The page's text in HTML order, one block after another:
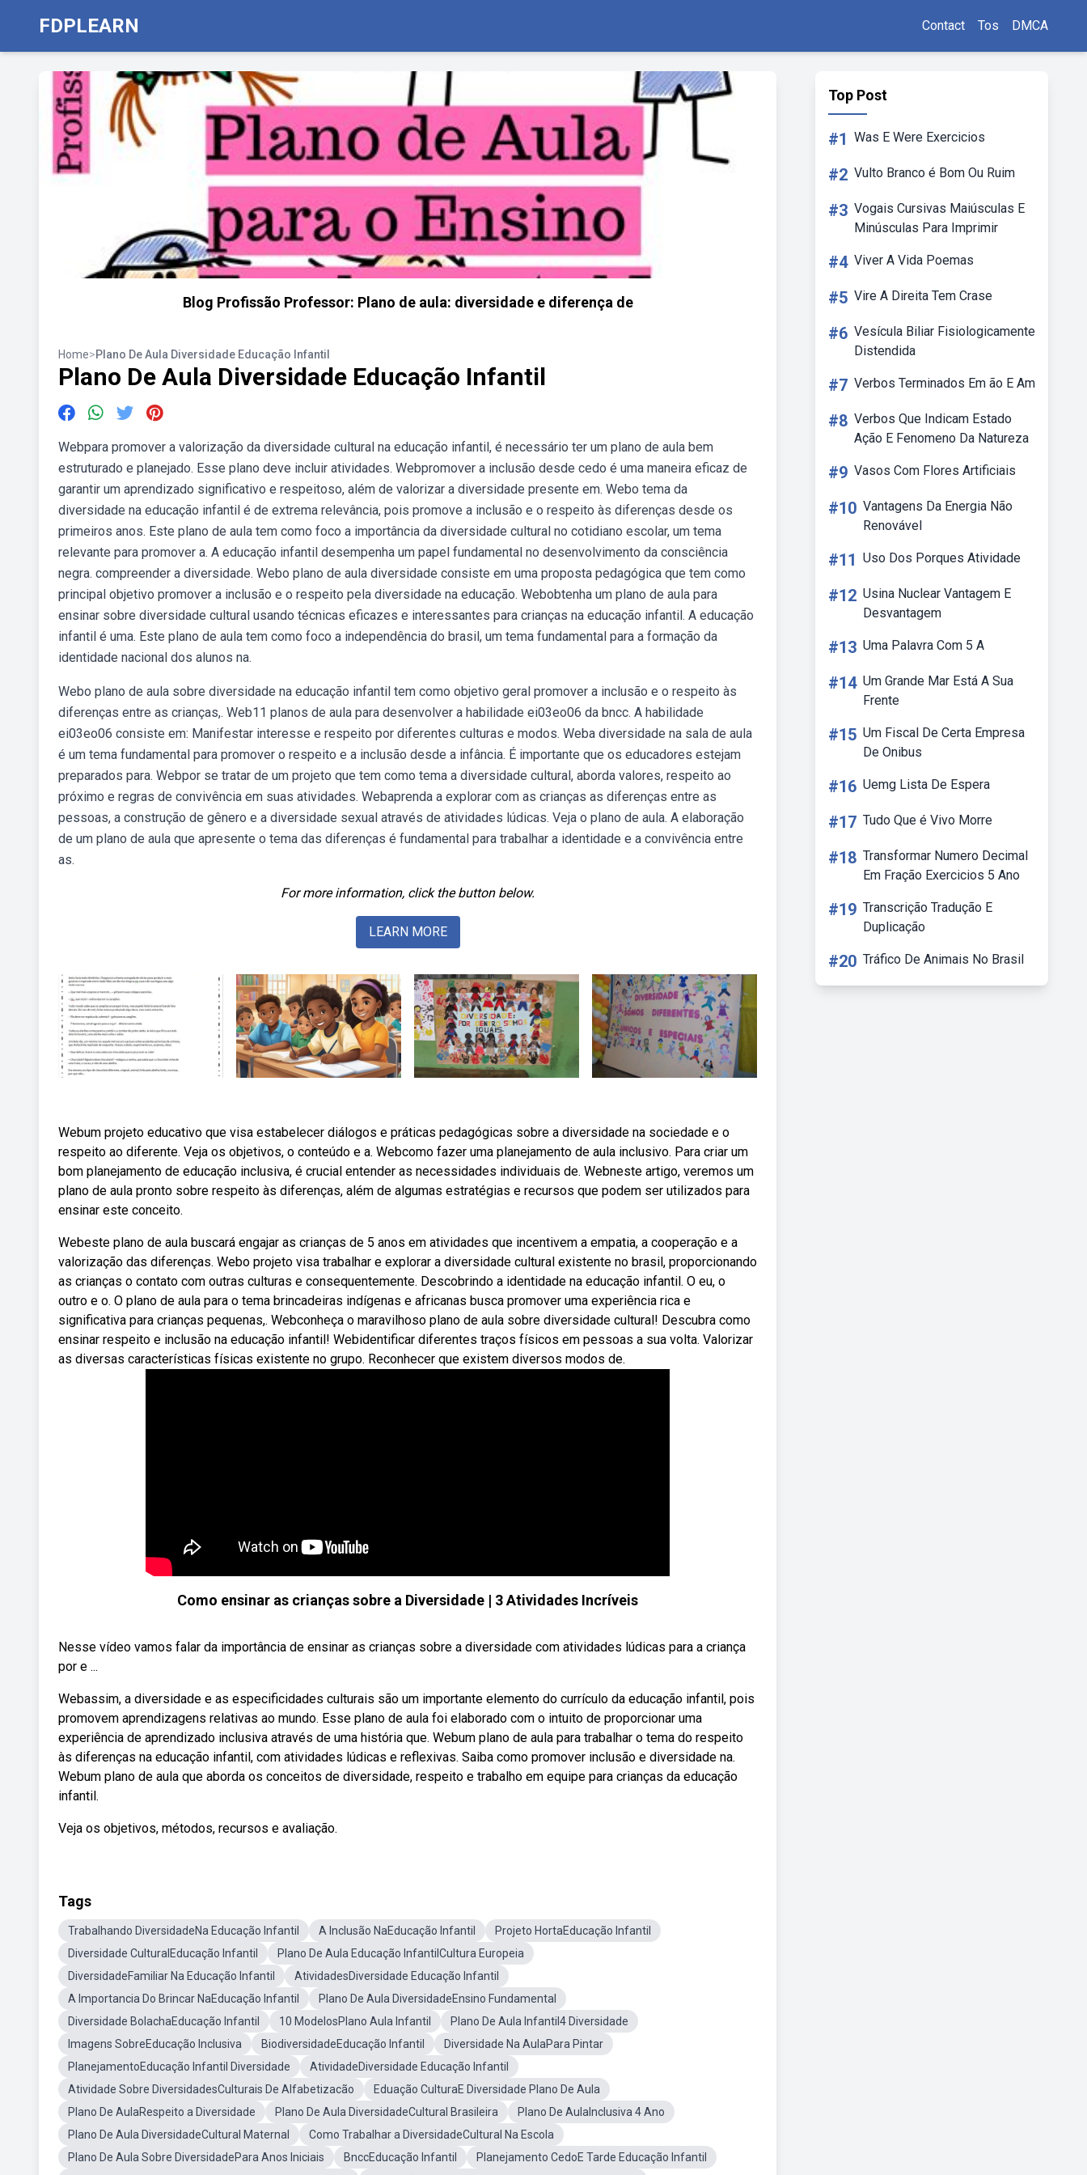
FDPLEARN Contact Tos DMCA
Blog Profissão Professor: Plano de aula: diversidade e diferença de
Home>Plano De Aula Diversidade Educação Infantil
Plano De Aula Diversidade Educação Infantil
Webpara promover a valorização da diversidade cultural na educação infantil, é necessário ter um plano de aula bem
estruturado e planejado. Esse plano deve incluir atividades. Webpromover a inclusão desde cedo é uma maneira eficaz de
garantir um aprendizado significativo e respeitoso, além de valorizar a diversidade presente em. Webo tema da
diversidade na educação infantil é de extrema relevância, pois promove a inclusão e o respeito às diferenças desde os
primeiros anos. Este plano de aula tem como foco a importância da diversidade cultural no cotidiano escolar, um tema
relevante para promover a. A educação infantil desempenha um papel fundamental no desenvolvimento da consciência
negra. compreender a diversidade. Webo plano de aula diversidade consiste em uma proposta pedagógica que tem como
principal objetivo promover a inclusão e o respeito pela diversidade na educação. Webobtenha um plano de aula para
ensinar sobre diversidade cultural usando técnicas eficazes e interessantes para crianças na educação infantil. A educação
infantil é uma. Este plano de aula tem como foco a independência do brasil, um tema fundamental para a formação da
identidade nacional dos alunos na.
Webo plano de aula sobre diversidade na educação infantil tem como objetivo geral promover a inclusão e o respeito às
diferenças entre as crianças,. Web11 planos de aula para desenvolver a habilidade ei03eo06 da bncc. A habilidade
ei03eo06 consiste em: Manifestar interesse e respeito por diferentes culturas e modos. Weba diversidade na sala de aula
é um tema fundamental para promover o respeito e a inclusão desde a infância. É importante que os educadores estejam
preparados para. Webpor se tratar de um projeto que tem como tema a diversidade cultural, aborda valores, respeito ao
próximo e regras de convivência em suas atividades. Webaprenda a explorar com as crianças as diferenças entre as
pessoas, a construção de gênero e a diversidade sexual através de atividades lúdicas. Veja o plano de aula. A elaboração
de um plano de aula que apresente o tema das diferenças é fundamental para trabalhar a identidade e a convivência entre
as.
For more information, click the button below.
LEARN MORE
Webum projeto educativo que visa estabelecer diálogos e práticas pedagógicas sobre a diversidade na sociedade e o
respeito ao diferente. Veja os objetivos, o conteúdo e a. Webcomo fazer uma planejamento de aula inclusivo. Para criar um
bom planejamento de educação inclusiva, é crucial entender as necessidades individuais de. Webneste artigo, veremos um
plano de aula pronto sobre respeito às diferenças, além de algumas estratégias e recursos que podem ser utilizados para
ensinar este conceito.
Webeste plano de aula buscará engajar as crianças de 5 anos em atividades que incentivem a empatia, a cooperação e a
valorização das diferenças. Webo projeto visa trabalhar e explorar a diversidade cultural existente no brasil, proporcionando
as crianças o contato com outras culturas e consequentemente. Descobrindo a identidade na educação infantil. O eu, o
outro e o. O plano de aula para o tema brincadeiras indígenas e africanas busca promover uma experiência rica e
significativa para crianças pequenas,. Webconheça o maravilhoso plano de aula sobre diversidade cultural! Descubra como
ensinar respeito e inclusão na educação infantil! Webidentificar diferentes traços físicos em pessoas a sua volta. Valorizar
as diversas características físicas existente no grupo. Reconhecer que existem diversos modos de.
Como ensinar as crianças sobre a Diversidade | 3 Atividades Incríveis
Nesse vídeo vamos falar da importância de ensinar as crianças sobre a diversidade com atividades lúdicas para a criança
por e ...
Webassim, a diversidade e as especificidades culturais são um importante elemento do currículo da educação infantil, pois
promovem aprendizagens relativas ao mundo. Esse plano de aula foi elaborado com o intuito de proporcionar uma
experiência de aprendizado inclusiva através de uma história que. Webum plano de aula para trabalhar o tema do respeito
às diferenças na educação infantil, com atividades lúdicas e reflexivas. Saiba como promover inclusão e diversidade na.
Webum plano de aula que aborda os conceitos de diversidade, respeito e trabalho em equipe para crianças da educação
infantil.
Veja os objetivos, métodos, recursos e avaliação.
Tags
Trabalhando DiversidadeNa Educação Infantil A Inclusão NaEducação Infantil
Projeto HortaEducação Infantil
Diversidade CulturalEducação Infantil
Plano De Aula Educação InfantilCultura Europeia
DiversidadeFamiliar Na Educação Infantil
AtividadesDiversidade Educação Infantil
A Importancia Do Brincar NaEducação Infantil
Plano De Aula DiversidadeEnsino Fundamental
Diversidade BolachaEducação Infantil
10 ModelosPlano Aula Infantil
Plano De Aula Infantil4 Diversidade
Imagens SobreEducação Inclusiva
BiodiversidadeEducação Infantil
Diversidade Na AulaPara Pintar
PlanejamentoEducação Infantil Diversidade
AtividadeDiversidade Educação Infantil
Atividade Sobre DiversidadesCulturais De Alfabetizacão
Eduação CulturaE Diversidade Plano De Aula
Plano De AulaRespeito a Diversidade
Plano De Aula DiversidadeCultural Brasileira
Plano De AulaInclusiva 4 Ano
Plano De Aula DiversidadeCultural Maternal
Como Trabalhar a DiversidadeCultural Na Escola
Plano De Aula Sobre DiversidadePara Anos Iniciais
BnccEducação Infantil
Planejamento CedoE Tarde Educação Infantil
Top Post
#1 Was E Were Exercicios
#2 Vulto Branco é Bom Ou Ruim
#3 Vogais Cursivas Maiúsculas E
Minúsculas Para Imprimir
#4 Viver A Vida Poemas
#5 Vire A Direita Tem Crase
#6 Vesícula Biliar Fisiologicamente
Distendida
#7 Verbos Terminados Em ão E Am
#8 Verbos Que Indicam Estado
Ação E Fenomeno Da Natureza
#9 Vasos Com Flores Artificiais
#10 Vantagens Da Energia Não
Renovável
#11 Uso Dos Porques Atividade
#12 Usina Nuclear Vantagem E
Desvantagem
#13 Uma Palavra Com 5 A
#14 Um Grande Mar Está A Sua
Frente
#15 Um Fiscal De Certa Empresa
De Onibus
#16 Uemg Lista De Espera
#17 Tudo Que é Vivo Morre
#18 Transformar Numero Decimal
Em Fração Exercicios 5 Ano
#19 Transcrição Tradução E
Duplicação
#20 Tráfico De Animais No Brasil